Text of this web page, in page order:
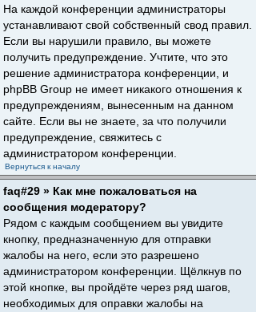
На каждой конференции администраторы
устанавливают свой собственный свод правил.
Если вы нарушили правило, вы можете
получить предупреждение. Учтите, что это
решение администратора конференции, и
phpBB Group не имеет никакого отношения к
предупреждениям, вынесенным на данном
сайте. Если вы не знаете, за что получили
предупреждение, свяжитесь с
администратором конференции.
Вернуться к началу
faq#29 » Как мне пожаловаться на
сообщения модератору?
Рядом с каждым сообщением вы увидите
кнопку, предназначенную для отправки
жалобы на него, если это разрешено
администратором конференции. Щёлкнув по
этой кнопке, вы пройдёте через ряд шагов,
необходимых для оправки жалобы на